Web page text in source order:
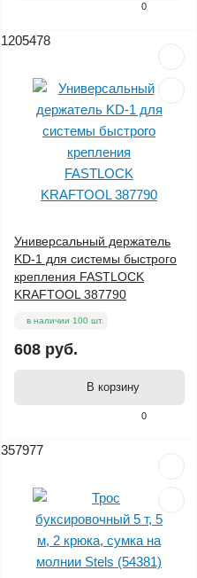
0
1205478
0
Универсальный держатель
KD-1 для системы быстрого
крепления FASTLOCK
KRAFTOOL 387790
в наличии 100 шт.
608 руб.
В корзину
357977